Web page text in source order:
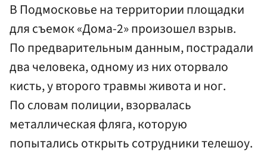
В Подмосковье на территории площадки
для съемок «Дома-2» произошел взрыв.
По предварительным данным, пострадали
два человека, одному из них оторвало
кисть, у второго травмы живота и ног.
По словам полиции, взорвалась
металлическая фляга, которую
попытались открыть сотрудники телешоу.